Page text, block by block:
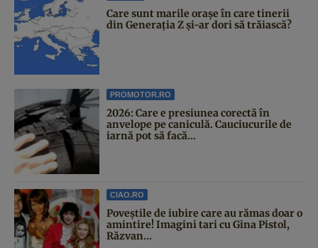
Care sunt marile orașe în care tinerii
din Generația Z și-ar dori să trăiască?
PROMOTOR.RO
2026: Care e presiunea corectă în
anvelope pe caniculă. Cauciucurile de
iarnă pot să facă...
CIAO.RO
Poveştile de iubire care au rămas doar o
amintire! Imagini tari cu Gina Pistol,
Răzvan...